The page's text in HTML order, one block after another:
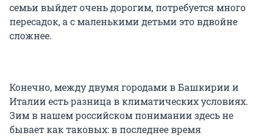
семьи выйдет очень дорогим, потребуется много
пересадок, а с маленькими детьми это вдвойне
сложнее.
Конечно, между двумя городами в Башкирии и
Италии есть разница в климатических условиях.
Зим в нашем российском понимании здесь не
бывает как таковых: в последнее время